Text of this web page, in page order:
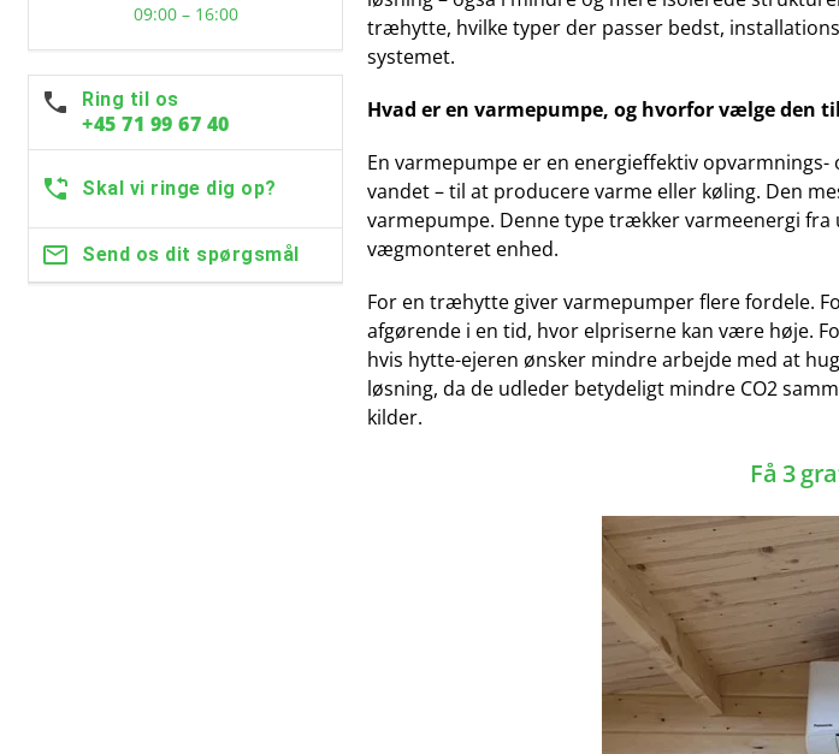
træhytte, hvilke typer der passer bedst,
systemet.
Hvad er en varmepumpe, og hvorfor vælge den
En varmepumpe er en energieffektiv
vandet – til at producere varme eller køling. Den
varmepumpe. Denne type trækker varmeenergi
vægmonteret enhed.
For en træhytte giver varmepumper flere fordele.
afgørende i en tid, hvor elpriserne kan være høje.
hvis hytte-ejeren ønsker mindre arbejde med at
løsning, da de udleder betydeligt mindre CO2
kilder.
Få 3
09:00 – 16:00
Ring til os
+45 71 99 67 40
Skal vi ringe dig op?
Send os dit spørgsmål